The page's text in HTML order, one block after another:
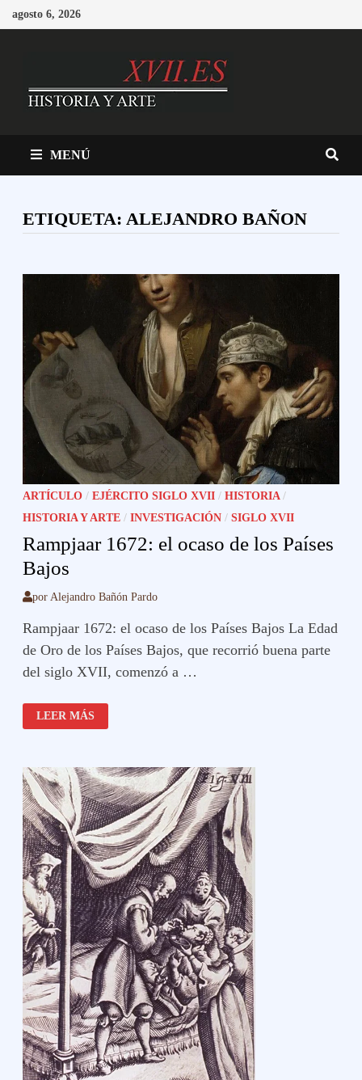
Saltar
al
agosto 6, 2026
MENÚ
ETIQUETA:ALEJANDRO BAÑON
ARTÍCULO /EJÉRCITO SIGLO XVII /HISTORIA /
HISTORIA Y ARTE /INVESTIGACIÓN /SIGLO XVII
Rampjaar 1672: el ocaso de los Países
Bajos
por Alejandro Bañón Pardo
Rampjaar 1672: el ocaso de los Países Bajos La Edad
de Oro de los Países Bajos, que recorrió buena parte
del siglo XVII, comenzó a …
RAMPJAAR
1672:
EL
LOS
PAÍSES
BAJOS
LEER MÁS